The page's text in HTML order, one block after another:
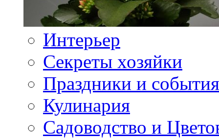
Интерьер
Секреты хозяйки
Праздники и события
Кулинария
Садоводство и